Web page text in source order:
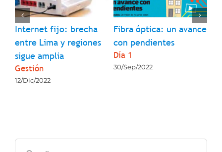
Internet fijo: brecha
entre Lima y regiones
sigue amplia
Gestión
12/Dic/2022
Fibra óptica: un avance
con pendientes
Día 1
30/Sep/2022
Buscar: